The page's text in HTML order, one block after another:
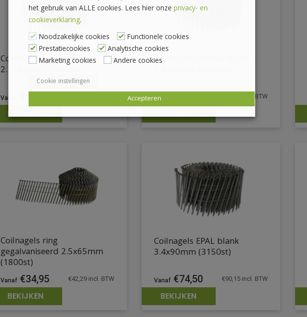
Coilnagels ring blank
2.1x32mm (14.000st)
BEKIJKEN
Coilnagels schroef blank
incl. BTW
Coilnagels ring
gegalvaniseerd 2.5x65mm
(1800st)
€34,95 €42,29incl. BTW
BEKIJKEN
Coilnagels EPAL blank
3.4x90mm (3150st)
€74,50 €90,15incl. BTW
BEKIJKEN
het gebruik van ALLE cookies. Lees hier onze privacy- en
cookieverklaring.
Noodzakelijke cookies
Functionele cookies
Prestatiecookies
Analytische cookies
Marketing cookies
Andere cookies
Cookie instellingen
Accepteren